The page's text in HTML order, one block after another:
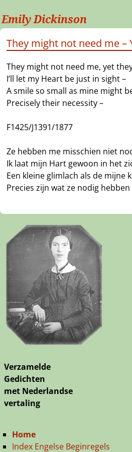
Emily Dickinson
They might not need me –
They might not need me, yet
I’ll let my Heart be just in sight –
A smile so small as mine might
Precisely their necessity –
F1425/J1391/1877
Ze hebben me misschien niet
Ik laat mijn Hart gewoon in het
Een kleine glimlach als de mijne
Precies zijn wat ze nodig hebben
Verzamelde
Gedichten
met Nederlandse
vertaling
Home
Index Engelse Beginregels